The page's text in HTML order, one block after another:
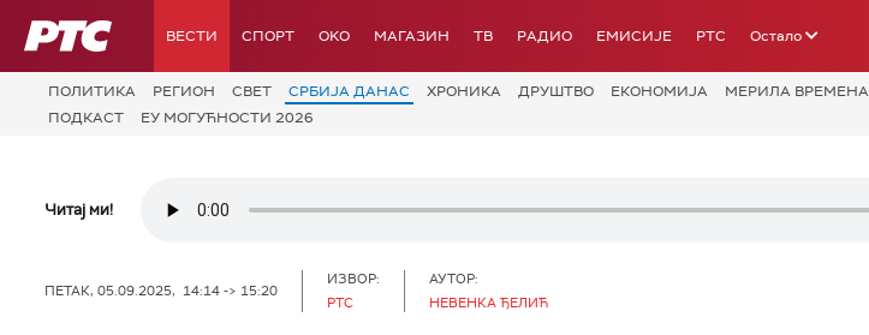
РТС ВЕСТИ СПОРТ OKO МАГАЗИН ТВ РАДИО ЕМИСИЈЕ РТС Остало
ПОЛИТИКА РЕГИОН СВЕТ СРБИЈА ДАНАС ХРОНИКА ДРУШТВО ЕКОНОМИЈА МЕРИЛА ВРЕМЕНА
ПОДКАСТ
ЕУ МОГУЋНОСТИ 2026
Читај ми!
ПЕТАК, 05.09.2025, 14:14 -> 15:20
ИЗВОР:
РТС
АУТОР:
НЕВЕНКА ЂЕЛИЋ